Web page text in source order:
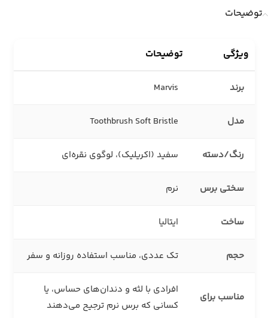
توضیحات
ویژگی توضیحات
برند Marvis
مدل Toothbrush Soft Bristle
رنگ/دسته سفید (اکریلیک)، لوگوی نقره‌ای
سختی برس نرم
ساخت ایتالیا
حجم تک عددی، مناسب استفاده روزانه و سفر
مناسب برای
افرادی با لثه و دندان‌های حساس، یا
کسانی که برس نرم ترجیح می‌دهند